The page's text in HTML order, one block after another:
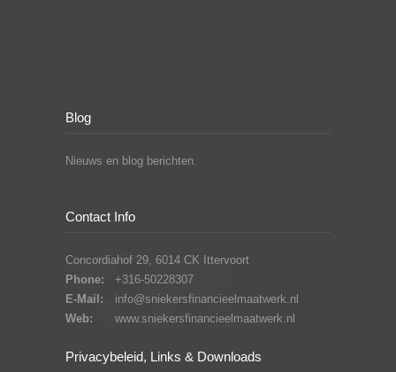
Blog
Nieuws en blog berichten.
Contact Info
Concordiahof 29, 6014 CK Ittervoort
Phone:
+316-50228307
E-Mail:
info@sniekersfinancieelmaatwerk.nl
Web:
www.sniekersfinancieelmaatwerk.nl
Privacybeleid, Links & Downloads